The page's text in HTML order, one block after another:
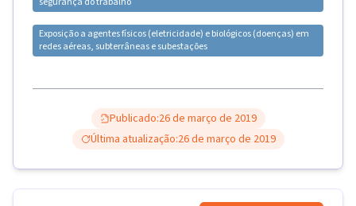
Exposição a agentes físicos (eletricidade) e biológicos (doenças) em
redes aéreas, subterrâneas e subestações
Publicado:26 de março de 2019
Última atualização:26 de março de 2019